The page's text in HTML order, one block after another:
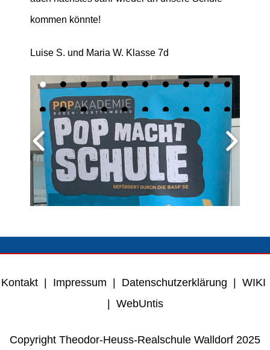
kommen könnte!
Luise S. und Maria W. Klasse 7d
Kontakt | Impressum | Datenschutzerklärung | WIKI
| WebUntis
Copyright Theodor-Heuss-Realschule Walldorf 2025